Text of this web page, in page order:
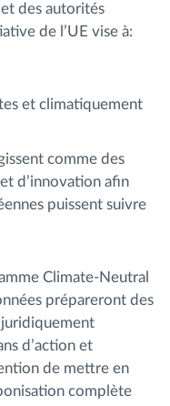
des autorités
de l’UE vise à:
et climatiquement
comme des
d’innovation afin
puissent suivre
Climate-Neutral
prépareront des
d’action et
de mettre en
complète